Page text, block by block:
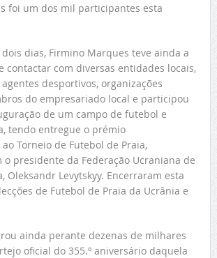
foi um dos mil participantes esta
dias, Firmino Marques teve ainda a
contactar com diversas entidades locais,
desportivos, organizações
do empresariado local e participou
de um campo de futebol e
tendo entregue o prémio
Torneio de Futebol de Praia,
presidente da Federação Ucraniana de
Oleksandr Levytskyy. Encerraram esta
de Futebol de Praia da Ucrânia e
ainda perante dezenas de milhares
oficial do 355.º aniversário daquela